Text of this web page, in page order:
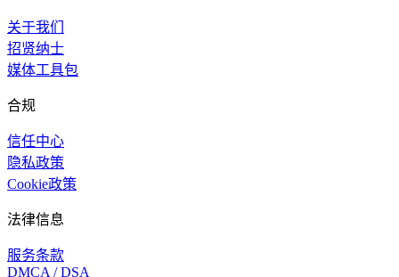
关于我们
招贤纳士
媒体工具包
合规
信任中心
隐私政策
Cookie政策
法律信息
服务条款
DMCA / DSA